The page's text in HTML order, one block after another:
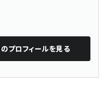
のプロフィールを見る